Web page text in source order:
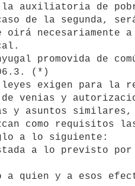
auxiliatoria de
de la segunda,
necesariamente
(*)
venias y
y asuntos
como requisitos
a lo siguiente: